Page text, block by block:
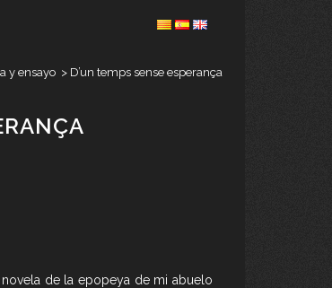
y ensayo > D’un temps sense esperança
de la epopeya de mi abuelo